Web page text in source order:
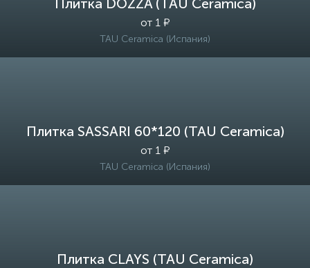
Плитка DOZZA (TAU Ceramica)
от 1 ₽
TAU Ceramica (Испания)
Плитка SASSARI 60*120 (TAU Ceramica)
от 1 ₽
TAU Ceramica (Испания)
Плитка CLAYS (TAU Ceramica)